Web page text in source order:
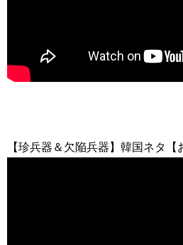
【珍兵器＆欠陥兵器】韓国ネタ【